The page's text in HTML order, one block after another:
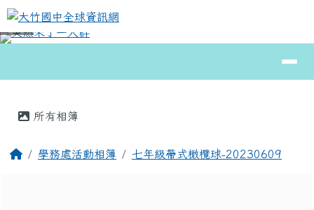
跳至主內容區
大竹國中全球資訊網
⏸
所有相簿
回首頁學務處活動相簿 七年級帶式橄欖球-20230609